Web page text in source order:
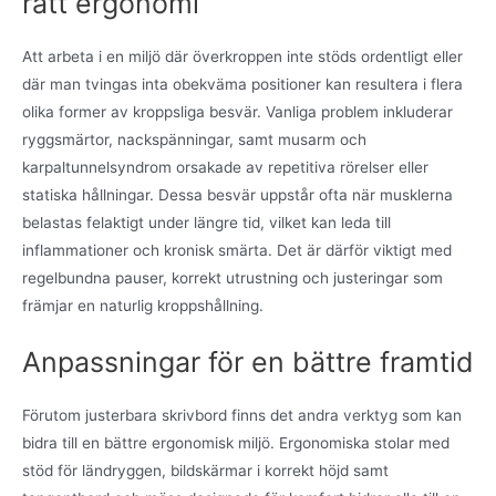
Att arbeta i en miljö där överkroppen inte stöds ordentligt eller
där man tvingas inta obekväma positioner kan resultera i flera
olika former av kroppsliga besvär. Vanliga problem inkluderar
ryggsmärtor, nackspänningar, samt musarm och
karpaltunnelsyndrom orsakade av repetitiva rörelser eller
statiska hållningar. Dessa besvär uppstår ofta när musklerna
belastas felaktigt under längre tid, vilket kan leda till
inflammationer och kronisk smärta. Det är därför viktigt med
regelbundna pauser, korrekt utrustning och justeringar som
främjar en naturlig kroppshållning.
Anpassningar för en bättre framtid
Förutom justerbara skrivbord finns det andra verktyg som kan
bidra till en bättre ergonomisk miljö. Ergonomiska stolar med
stöd för ländryggen, bildskärmar i korrekt höjd samt